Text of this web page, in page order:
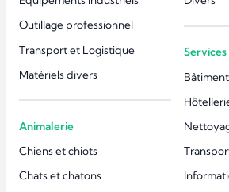
Outillage professionnel
Transport et Logistique
Matériels divers
Animalerie
Chiens et chiots
Chats et chatons
Services